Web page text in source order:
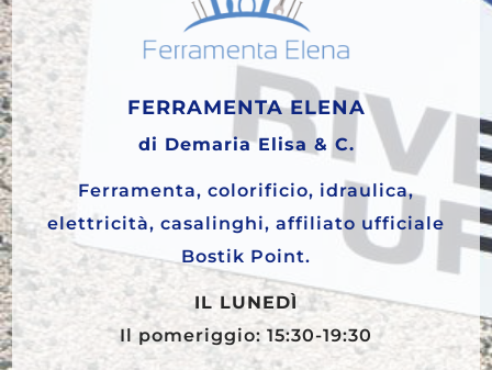
FERRAMENTA ELENA
di Demaria Elisa & C.
Ferramenta, colorificio, idraulica,
elettricità, casalinghi, affiliato ufficiale
Bostik Point.
IL LUNEDÌ
Il pomeriggio: 15:30-19:30